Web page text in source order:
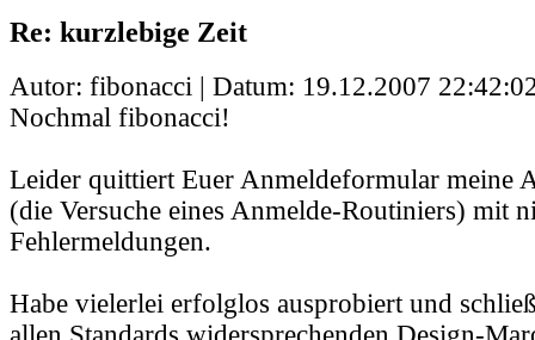
Re: kurzlebige Zeit
Autor: fibonacci | Datum: 19.12.2007
Nochmal fibonacci!
Leider quittiert Euer Anmeldeformular meine
(die Versuche eines Anmelde-Routiniers) mit
Fehlermeldungen.
Habe vielerlei erfolglos ausprobiert und